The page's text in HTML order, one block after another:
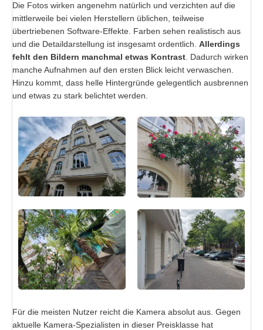
Die Fotos wirken angenehm natürlich und verzichten auf die
mittlerweile bei vielen Herstellern üblichen, teilweise
übertriebenen Software-Effekte. Farben sehen realistisch aus
und die Detaildarstellung ist insgesamt ordentlich. Allerdings
fehlt den Bildern manchmal etwas Kontrast. Dadurch wirken
manche Aufnahmen auf den ersten Blick leicht verwaschen.
Hinzu kommt, dass helle Hintergründe gelegentlich ausbrennen
und etwas zu stark belichtet werden.
Für die meisten Nutzer reicht die Kamera absolut aus. Gegen
aktuelle Kamera-Spezialisten in dieser Preisklasse hat